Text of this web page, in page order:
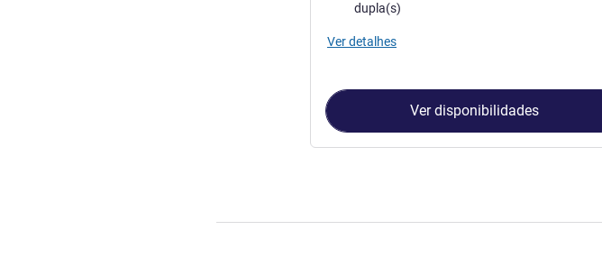
dupla(s)
Ver detalhes
Ver disponibilidades